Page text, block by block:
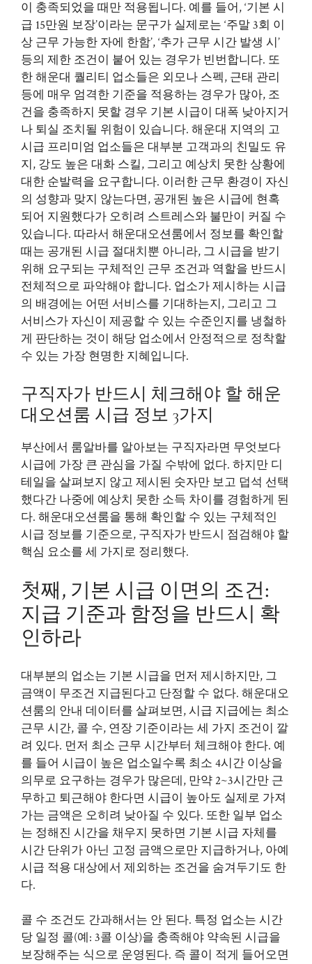
이 충족되었을 때만 적용됩니다. 예를 들어, ‘기본 시
급 15만원 보장’이라는 문구가 실제로는 ‘주말 3회 이
상 근무 가능한 자에 한함’, ‘추가 근무 시간 발생 시’
등의 제한 조건이 붙어 있는 경우가 빈번합니다. 또
한 해운대 퀄리티 업소들은 외모나 스펙, 근태 관리
등에 매우 엄격한 기준을 적용하는 경우가 많아, 조
건을 충족하지 못할 경우 기본 시급이 대폭 낮아지거
나 퇴실 조치될 위험이 있습니다. 해운대 지역의 고
시급 프리미엄 업소들은 대부분 고객과의 친밀도 유
지, 강도 높은 대화 스킬, 그리고 예상치 못한 상황에
대한 순발력을 요구합니다. 이러한 근무 환경이 자신
의 성향과 맞지 않는다면, 공개된 높은 시급에 현혹
되어 지원했다가 오히려 스트레스와 불만이 커질 수
있습니다. 따라서 해운대오션룸에서 정보를 확인할
때는 공개된 시급 절대치뿐 아니라, 그 시급을 받기
위해 요구되는 구체적인 근무 조건과 역할을 반드시
전체적으로 파악해야 합니다. 업소가 제시하는 시급
의 배경에는 어떤 서비스를 기대하는지, 그리고 그
서비스가 자신이 제공할 수 있는 수준인지를 냉철하
게 판단하는 것이 해당 업소에서 안정적으로 정착할
수 있는 가장 현명한 지혜입니다.
구직자가 반드시 체크해야 할 해운
대오션룸 시급 정보 3가지
부산에서 룸알바를 알아보는 구직자라면 무엇보다
시급에 가장 큰 관심을 가질 수밖에 없다. 하지만 디
테일을 살펴보지 않고 제시된 숫자만 보고 덥석 선택
했다간 나중에 예상치 못한 소득 차이를 경험하게 된
다. 해운대오션룸을 통해 확인할 수 있는 구체적인
시급 정보를 기준으로, 구직자가 반드시 점검해야 할
핵심 요소를 세 가지로 정리했다.
첫째, 기본 시급 이면의 조건:
지급 기준과 함정을 반드시 확
인하라
대부분의 업소는 기본 시급을 먼저 제시하지만, 그
금액이 무조건 지급된다고 단정할 수 없다. 해운대오
션룸의 안내 데이터를 살펴보면, 시급 지급에는 최소
근무 시간, 콜 수, 연장 기준이라는 세 가지 조건이 깔
려 있다. 먼저 최소 근무 시간부터 체크해야 한다. 예
를 들어 시급이 높은 업소일수록 최소 4시간 이상을
의무로 요구하는 경우가 많은데, 만약 2~3시간만 근
무하고 퇴근해야 한다면 시급이 높아도 실제로 가져
가는 금액은 오히려 낮아질 수 있다. 또한 일부 업소
는 정해진 시간을 채우지 못하면 기본 시급 자체를
시간 단위가 아닌 고정 금액으로만 지급하거나, 아예
시급 적용 대상에서 제외하는 조건을 숨겨두기도 한
다.
콜 수 조건도 간과해서는 안 된다. 특정 업소는 시간
당 일정 콜(예: 3콜 이상)을 충족해야 약속된 시급을
보장해주는 식으로 운영된다. 즉 콜이 적게 들어오면